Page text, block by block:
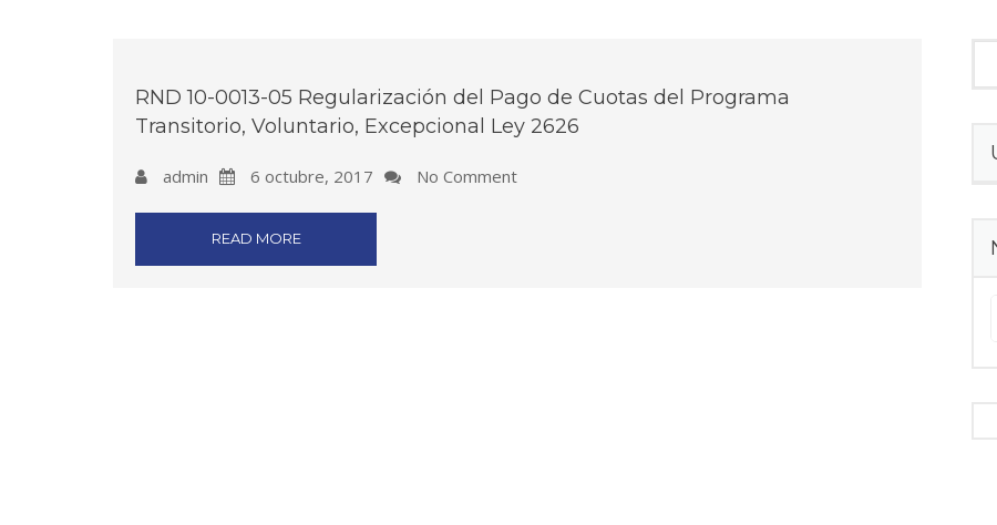
RND 10-0013-05 Regularización del Pago de Cuotas del Programa
Transitorio, Voluntario, Excepcional Ley 2626
admin 6 octubre, 2017 No Comment
READ MORE